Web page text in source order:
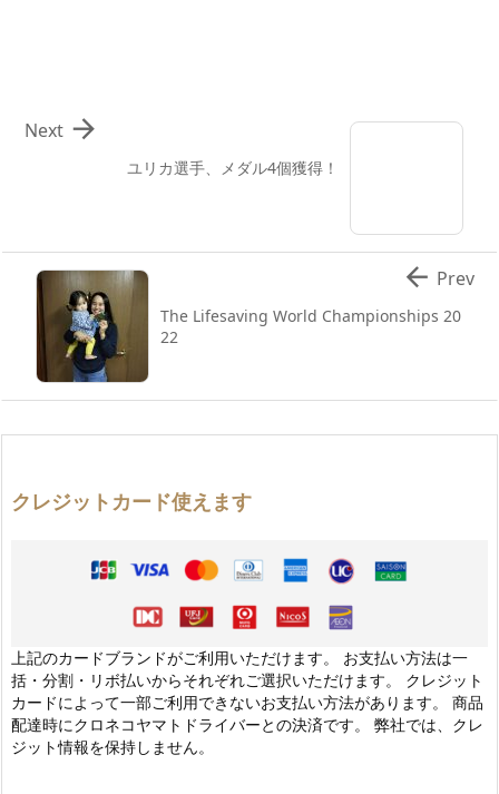
ユリカ選手、メダル4個獲得！

Next
The Lifesaving World Championships 20
22
 Prev
クレジットカード使えます
上記のカードブランドがご利用いただけます。 お支払い方法は一
括・分割・リボ払いからそれぞれご選択いただけます。 クレジット
カードによって一部ご利用できないお支払い方法があります。 商品
配達時にクロネコヤマトドライバーとの決済です。 弊社では、クレ
ジット情報を保持しません。